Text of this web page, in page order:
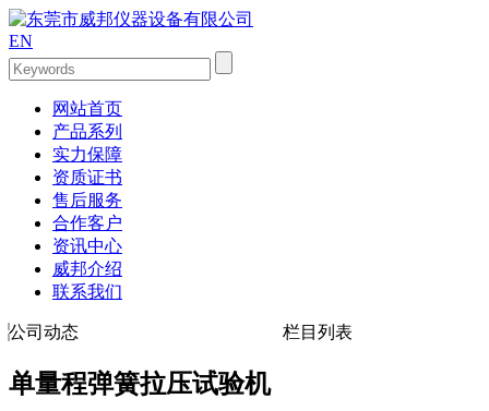
EN
网站首页
产品系列
实力保障
资质证书
售后服务
合作客户
资讯中心
威邦介绍
联系我们
公司动态 栏目列表
单量程弹簧拉压试验机